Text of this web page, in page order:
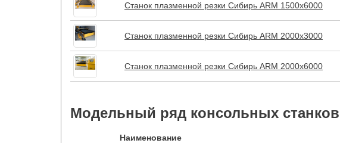
Станок плазменной резки Сибирь АRМ 1500х6000
Станок плазменной резки Сибирь ARM 2000х3000
Станок плазменной резки Сибирь ARM 2000х6000
Модельный ряд консольных станков
Наименование